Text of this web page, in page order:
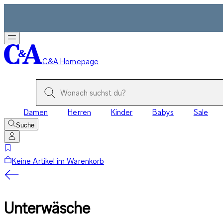
C&A Homepage
Damen Herren Kinder Babys Sale
Suche
Keine Artikel im Warenkorb
Unterwäsche